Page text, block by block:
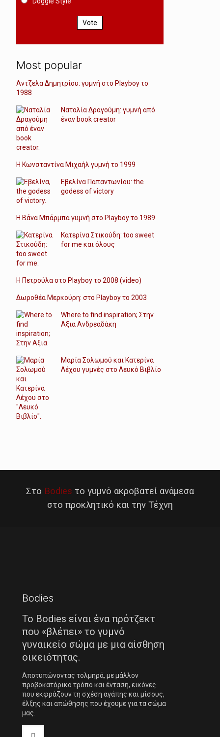
Vote
Most popular
Αντζελα Δημητρίου: γυμνή στο Playboy το
1988
Ναταλία Δραγούμη: γυμνή από
έναν book creator
Η Κωνσταντίνα Μιχαήλ γυμνή το 1999
Εβελίνα Παπαντωνίου: the
godess of victory
Η Βάνα Μπάρμπα γυμνή στο Playboy το 1989
Κατερίνα Στικούδη: too sweet
for me και όλους
Η Πετρούλα στο Playboy το 2008 (video)
Δωροθέα Μερκούρη: στο Playboy το 2003
Where to find inspiration; Στην
Αξια Ανδρεαδάκη
Μαρία Σολωμού και Κατερίνα
Λέχου γυμνές στο Λευκό Βιβλίο
Στο Bodies το γυμνό ακροβατεί ανάμεσα
στο προκλητικό και την Τέχνη
Bodies
Το Bodies είναι ένα πρότζεκτ
που «βλέπει» το γυμνό
γυναικείο σώμα με μια αίσθηση
οικειότητας.
Αποτυπώνοντας τολμηρά, με μάλλον
προβοκατόρικο τρόπο και ένταση, εικόνες
που εκφράζουν τη σχέση αγάπης και μίσους,
έλξης και απώθησης που έχουμε για τα σώμα
μας.